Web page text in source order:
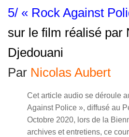
5/ « Rock Against
sur le film réalisé par
Djedouani
Par Nicolas Aubert
Cet article audio se déroule
Against Police », diffusé au
Octobre 2020, lors de la
archives et entretiens, ce